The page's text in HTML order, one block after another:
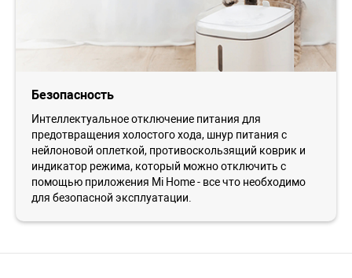
Безопасность
Интеллектуальное отключение питания для
предотвращения холостого хода, шнур питания с
нейлоновой оплеткой, противоскользящий коврик и
индикатор режима, который можно отключить с
помощью приложения Mi Home - все что необходимо
для безопасной эксплуатации.